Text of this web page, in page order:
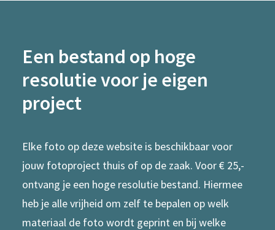
Een bestand op hoge
resolutie voor je eigen
project
Elke foto op deze website is beschikbaar voor
jouw fotoproject thuis of op de zaak. Voor € 25,-
ontvang je een hoge resolutie bestand. Hiermee
heb je alle vrijheid om zelf te bepalen op welk
materiaal de foto wordt geprint en bij welke